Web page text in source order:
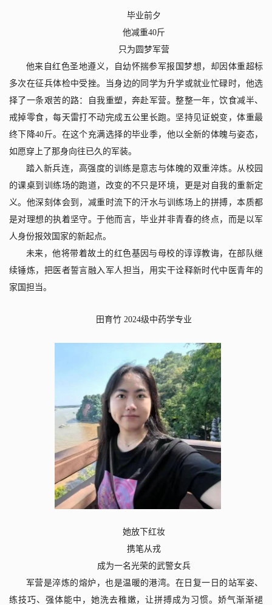
毕业前夕
他减重40斤
只为圆梦军营
他来自红色圣地遵义，自幼怀揣参军报国梦想，却因体重超标
多次在征兵体检中受挫。当身边的同学为升学或就业忙碌时，他选
择了一条艰苦的路：自我重塑，奔赴军营。整整一年，饮食减半、
戒掉零食，每天雷打不动完成五公里长跑。坚持见证蜕变，体重最
终下降40斤。在这个充满选择的毕业季，他以全新的体魄与姿态，
如愿穿上了那身向往已久的军装。
踏入新兵连，高强度的训练是意志与体魄的双重淬炼。从校园
的课桌到训练场的跑道，改变的不只是环境，更是对自我的重新定
义。他深刻体会到，减重时流下的汗水与训练场上的拼搏，本质都
是对理想的执着坚守。于他而言，毕业并非青春的终点，而是以军
人身份报效国家的新起点。
未来，他将带着故土的红色基因与母校的谆谆教诲，在部队继
续锤炼，把医者誓言融入军人担当，用实干诠释新时代中医青年的
家国担当。
田育竹 2024级中药学专业
她放下红妆
携笔从戎
成为一名光荣的武警女兵
军营是淬炼的熔炉，也是温暖的港湾。在日复一日的站军姿、
练技巧、强体能中，她洗去稚嫩，让拼搏成为习惯。娇气渐渐褪